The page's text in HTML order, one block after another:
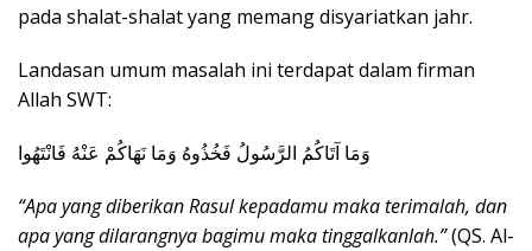
pada shalat-shalat yang memang disyariatkan jahr.
Landasan umum masalah ini terdapat dalam firman
Allah SWT:
وَمَا آتَاكُمُ الرَّسُولُ فَخُذُوهُ وَمَا نَهَاكُمْ عَنْهُ فَانْتَهُوا
“Apa yang diberikan Rasul kepadamu maka terimalah, dan
apa yang dilarangnya bagimu maka tinggalkanlah.”(QS. Al-